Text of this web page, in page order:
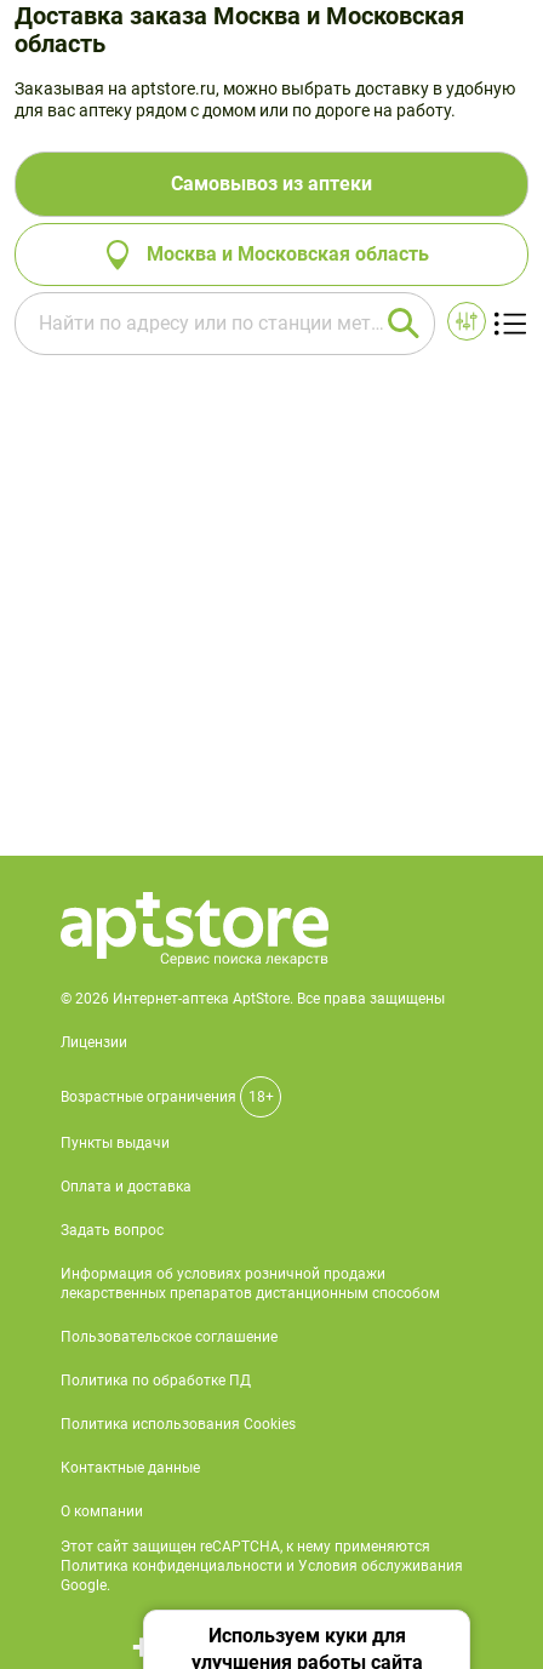
Доставка заказа Москва и Московская
область
Заказывая на aptstore.ru, можно выбрать доставку в удобную
для вас аптеку рядом с домом или по дороге на работу.
Самовывоз из аптеки
Москва и Московская область
© 2026 Интернет-аптека AptStore. Все права защищены
Лицензии
Возрастные ограничения 18+
Пункты выдачи
Оплата и доставка
Задать вопрос
Информация об условиях розничной продажи
лекарственных препаратов дистанционным способом
Пользовательское соглашение
Политика по обработке ПД
Политика использования Cookies
Контактные данные
О компании
Этот сайт защищен reCAPTCHA, к нему применяются
Политика конфиденциальности и Условия обслуживания
Google.
+7 495 419 18 18
Используем куки для
улучшения работы сайта